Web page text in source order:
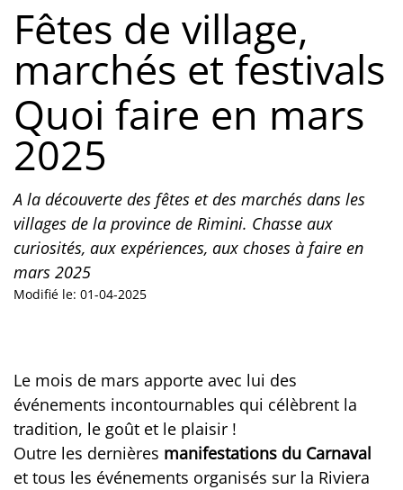
Fêtes de village,
marchés et festivals
Quoi faire en mars
2025
A la découverte des fêtes et des marchés dans les
villages de la province de Rimini. Chasse aux
curiosités, aux expériences, aux choses à faire en
mars 2025
Modifié le: 01-04-2025
Le mois de mars apporte avec lui des
événements incontournables qui célèbrent la
tradition, le goût et le plaisir !
Outre les dernières manifestations du Carnaval
et tous les événements organisés sur la Riviera